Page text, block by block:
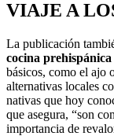
VIAJE A
La publicación
cocina prehispánica
básicos, como el ajo
alternativas locales
nativas que hoy
que asegura, “son
importancia de